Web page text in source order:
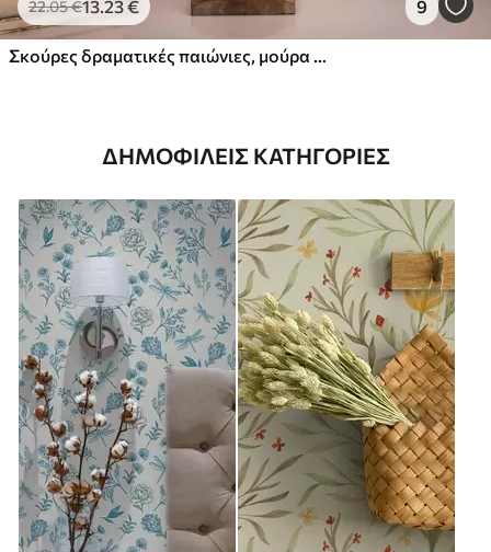
22.05€13.23€ 9
Σκούρες δραματικές παιώνιες, μούρα και πεταλούδα σε μαύρο φόντο
ΔΗΜΟΦΙΛΕΊΣ ΚΑΤΗΓΟΡΊΕΣ